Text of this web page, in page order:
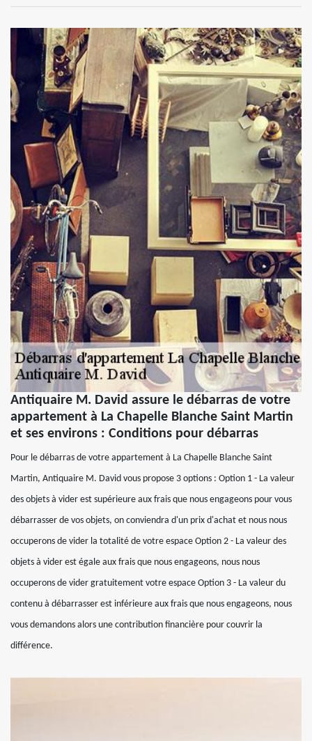
Antiquaire M. David assure le débarras de votre
appartement à La Chapelle Blanche Saint Martin
et ses environs : Conditions pour débarras
Pour le débarras de votre appartement à La Chapelle Blanche Saint
Martin, Antiquaire M. David vous propose 3 options : Option 1 - La valeur
des objets à vider est supérieure aux frais que nous engageons pour vous
débarrasser de vos objets, on conviendra d'un prix d'achat et nous nous
occuperons de vider la totalité de votre espace Option 2 - La valeur des
objets à vider est égale aux frais que nous engageons, nous nous
occuperons de vider gratuitement votre espace Option 3 - La valeur du
contenu à débarrasser est inférieure aux frais que nous engageons, nous
vous demandons alors une contribution financière pour couvrir la
différence.